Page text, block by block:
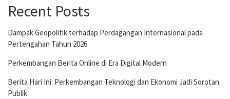
Recent Posts
Dampak Geopolitik terhadap Perdagangan Internasional pada
Pertengahan Tahun 2026
Perkembangan Berita Online di Era Digital Modern
Berita Hari Ini: Perkembangan Teknologi dan Ekonomi Jadi Sorotan
Publik